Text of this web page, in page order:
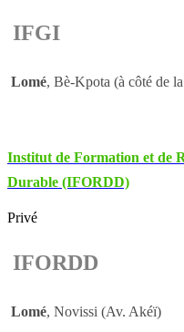
IFGI
Lomé, Bè-Kpota (à côté de
Institut de Formation et de
Durable (IFORDD)
Privé
IFORDD
Lomé, Novissi (Av. Akéï)